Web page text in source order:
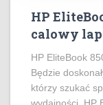
HP
calowy
HP EliteBook
Będzie
którzy szukać
wydajności. HP